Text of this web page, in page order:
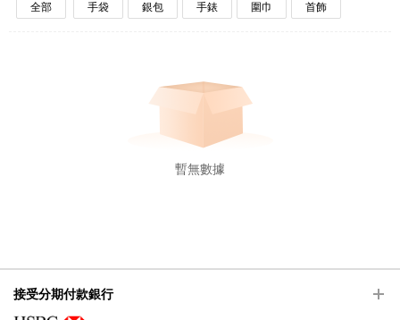
全部 手袋 銀包 手錶 圍巾 首飾
暫無數據
接受分期付款銀行